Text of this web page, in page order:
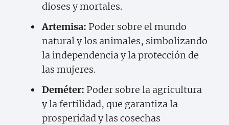
dioses y mortales.
Artemisa: Poder sobre el mundo
natural y los animales, simbolizando
la independencia y la protección de
las mujeres.
Deméter: Poder sobre la agricultura
y la fertilidad, que garantiza la
prosperidad y las cosechas